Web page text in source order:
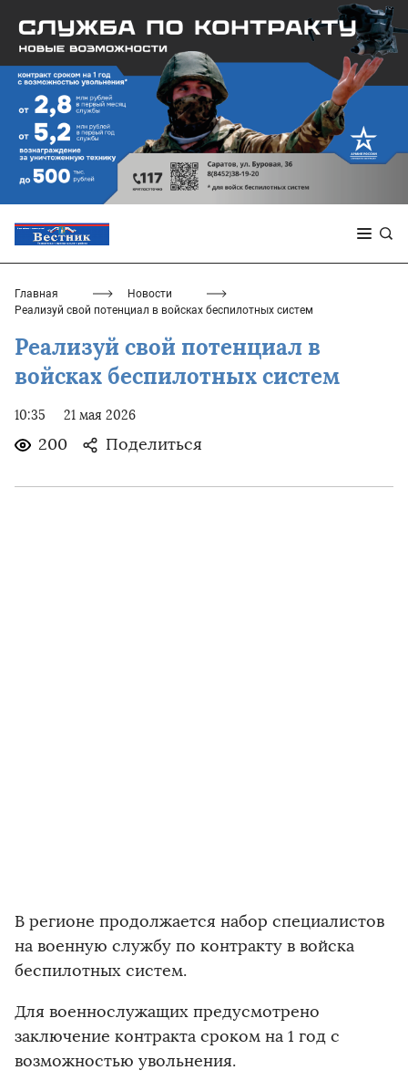
Главная
Новости
Реализуй свой потенциал в войсках беспилотных систем
Реализуй свой потенциал в
войсках беспилотных систем
10:35 21 мая 2026
200 Поделиться
В регионе продолжается набор специалистов
на военную службу по контракту в войска
беспилотных систем.
Для военнослужащих предусмотрено
заключение контракта сроком на 1 год с
возможностью увольнения.